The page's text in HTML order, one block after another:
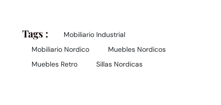
Tags :
Mobiliario Industrial
Mobiliario Nordico
Muebles Nordicos
Muebles Retro
Sillas Nordicas